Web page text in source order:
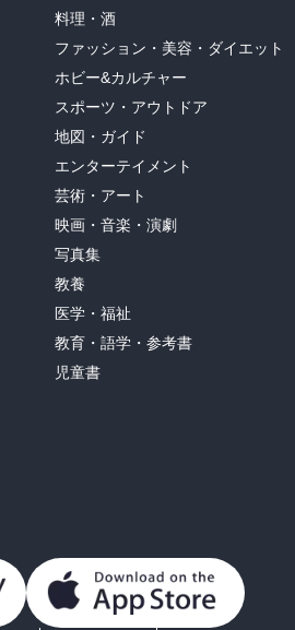
料理・酒
ファッション・美容・ダイエット
ホビー&カルチャー
スポーツ・アウトドア
地図・ガイド
エンターテイメント
芸術・アート
映画・音楽・演劇
写真集
教養
医学・福祉
教育・語学・参考書
児童書